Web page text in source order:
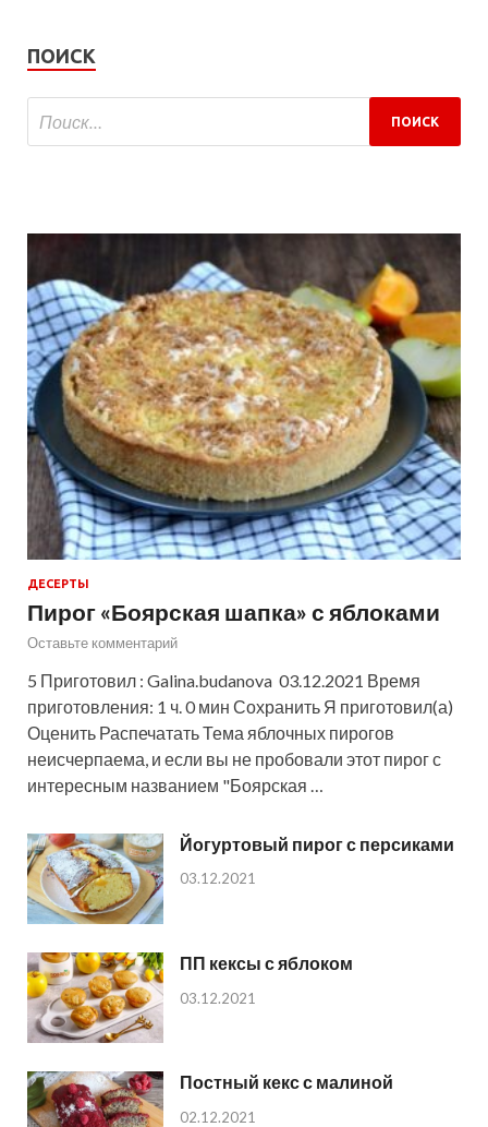
ПОИСК
ДЕСЕРТЫ
Пирог «Боярская шапка» с яблоками
Оставьте комментарий
5 Приготовил : Galina.budanova 03.12.2021 Время
приготовления: 1 ч. 0 мин Сохранить Я приготовил(а)
Оценить Распечатать Тема яблочных пирогов
неисчерпаема, и если вы не пробовали этот пирог с
интересным названием "Боярская …
Йогуртовый пирог с персиками
03.12.2021
ПП кексы с яблоком
03.12.2021
Постный кекс с малиной
02.12.2021